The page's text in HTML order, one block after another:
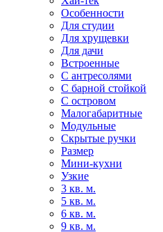
Особенности
Для студии
Для хрущевки
Для дачи
Встроенные
С антресолями
С барной стойкой
С островом
Малогабаритные
Модульные
Скрытые ручки
Размер
Мини-кухни
Узкие
3 кв. м.
5 кв. м.
6 кв. м.
9 кв. м.